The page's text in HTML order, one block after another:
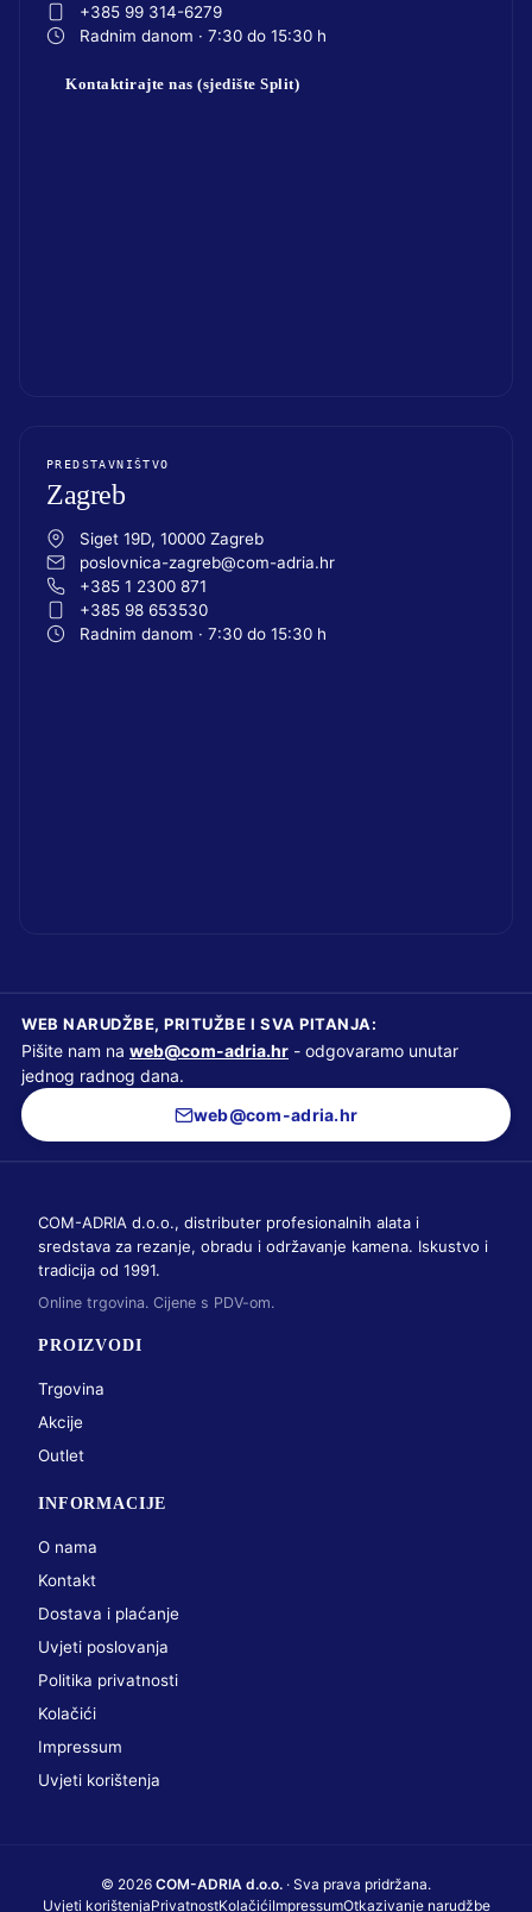
+385 99 314-6279
Radnim danom · 7:30 do 15:30 h
Kontaktirajte nas (sjedište Split)
PREDSTAVNIŠTVO
Zagreb
Siget 19D, 10000 Zagreb
poslovnica-zagreb@com-adria.hr
+385 1 2300 871
+385 98 653530
Radnim danom · 7:30 do 15:30 h
WEB NARUDŽBE, PRITUŽBE I SVA PITANJA:
Pišite nam na web@com-adria.hr - odgovaramo unutar
jednog radnog dana.
web@com-adria.hr
COM-ADRIA d.o.o., distributer profesionalnih alata i
sredstava za rezanje, obradu i održavanje kamena. Iskustvo i
tradicija od 1991.
Online trgovina. Cijene s PDV-om.
PROIZVODI
Trgovina
Akcije
Outlet
INFORMACIJE
O nama
Kontakt
Dostava i plaćanje
Uvjeti poslovanja
Politika privatnosti
Kolačići
Impressum
Uvjeti korištenja
© 2026 COM-ADRIA d.o.o. · Sva prava pridržana.
Uvjeti korištenjaPrivatnostKolačićiImpressumOtkazivanje narudžbe